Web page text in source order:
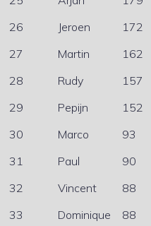
26
Jeroen 172
27
Martin 162
28
Rudy 157
29
Pepijn 152
30
Marco 93
31
Paul 90
32
Vincent 88
33
Dominique 88